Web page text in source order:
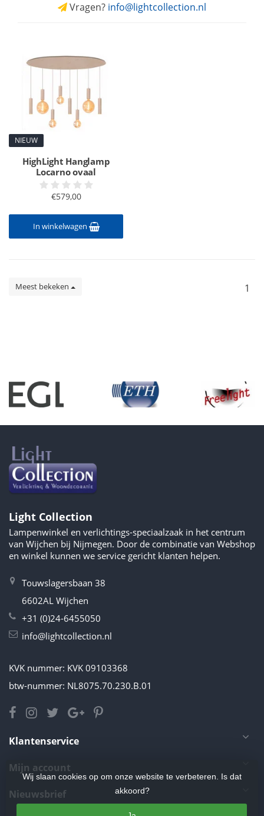
Vragen? info@lightcollection.nl
NIEUW
HighLight Hanglamp
Locarno ovaal
€579,00
In winkelwagen
Meest bekeken 1
Light Collection
Lampenwinkel en verlichtings-speciaalzaak in het centrum
van Wijchen bij Nijmegen. Door de combinatie van Webshop
en winkel kunnen we service gericht klanten helpen.
Touwslagersbaan 38
6602AL Wijchen
+31 (0)24-6455050
info@lightcollection.nl
KVK nummer: KVK 09103368
btw-nummer: NL8075.70.230.B.01
Klantenservice
Mijn account
Nieuwsbrief
Wij slaan cookies op om onze website te verbeteren. Is dat
akkoord?